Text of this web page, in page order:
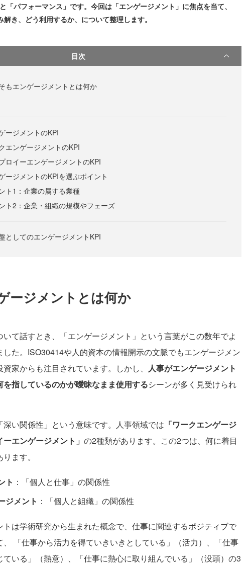
「パフォーマンス」です。今回は「エンゲージメント」に焦点を当て、
き、どう利用するか、について整理します。
目次
もエンゲージメントとは何か
ージメントのKPI
エンゲージメントのKPI
ロイーエンゲージメントのKPI
ージメントのKPIを選ぶポイント
ト1：企業の属する業種
ト2：企業・組織の規模やフェーズ
としてのエンゲージメントKPI
ージメントとは何か
て話すとき、「エンゲージメント」という言葉がこの数年でよ
した。ISO30414や人的資本の情報開示の文脈でもエンゲージメン
家からも注目されています。しかし、 人事がエンゲージメント
指しているのかが曖昧なまま使用するシーンが多く見受けられ
い関係性」という意味です。人事領域では 「ワークエンゲージ
ーエンゲージメント」 の2種類があります。この2つは、何に着目
ます。
ト ：「個人と仕事」の関係性
ジメント ：「個人と組織」の関係性
は学術研究から生まれた概念で、仕事に関連するポジティブで
「仕事から活力を得ていきいきとしている」（活力）、「仕事
いる」（熱意）、「仕事に熱心に取り組んでいる」（没頭）の3